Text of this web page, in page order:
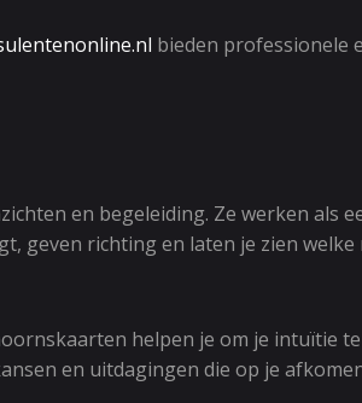
bieden professionele
en begeleiding. Ze werken als
geven richting en laten je zien
helpen je om je intuïtie
en uitdagingen die op je